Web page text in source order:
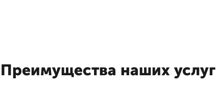
Преимущества наших услуг